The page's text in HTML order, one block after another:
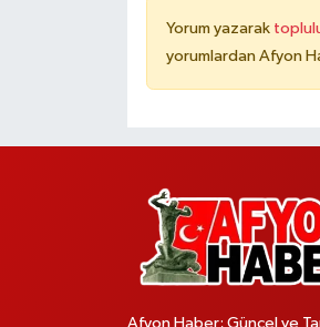
Yorum yazarak
yorumlardan Afyon
Afyon Haber; Güncel ve